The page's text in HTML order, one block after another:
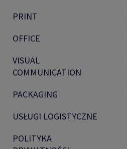
PRINT
OFFICE
VISUAL
COMMUNICATION
PACKAGING
USŁUGI LOGISTYCZNE
POLITYKA